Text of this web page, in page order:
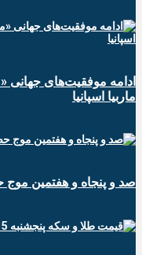
ادامه موفقیت‌های جهانی
ماربیا اسپانیا
صد و پنجاه و هفتمین موج